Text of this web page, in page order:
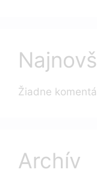
Žiadne
Archív